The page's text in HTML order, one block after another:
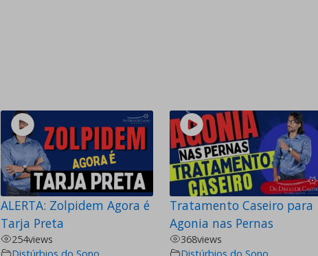
ALERTA: Zolpidem Agora é
Tarja Preta
254views
Tratamento Caseiro para
Agonia nas Pernas
368views